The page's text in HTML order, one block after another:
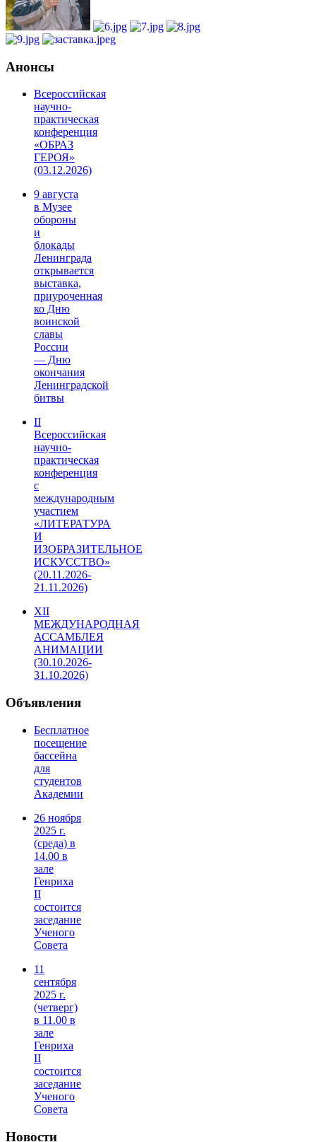
Анонсы
Всероссийская
научно-
практическая
конференция
«ОБРАЗ
ГЕРОЯ»
(03.12.2026)
9 августа
в Музее
обороны
и
блокады
Ленинграда
открывается
выставка,
приуроченная
ко Дню
воинской
славы
России
— Дню
окончания
Ленинградской
битвы
II
Всероссийская
научно-
практическая
конференция
с
международным
участием
«ЛИТЕРАТУРА
И
ИЗОБРАЗИТЕЛЬНОЕ
ИСКУССТВО»
(20.11.2026-
21.11.2026)
XII
МЕЖДУНАРОДНАЯ
АССАМБЛЕЯ
АНИМАЦИИ
(30.10.2026-
31.10.2026)
Объявления
Бесплатное
посещение
бассейна
для
студентов
Академии
26 ноября
2025 г.
(среда) в
14.00 в
зале
Генриха
II
состоится
заседание
Ученого
Совета
11
сентября
2025 г.
(четверг)
в 11.00 в
зале
Генриха
II
состоится
заседание
Ученого
Совета
Новости